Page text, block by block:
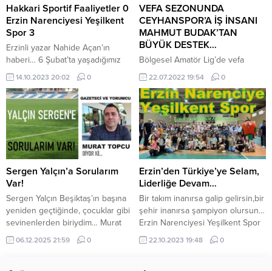
dünyasında hem de
sunuculukta...
Kazakistan’da futbol altyapısını
güçlendirmeyi hedefliyor.
Beşiktaş Futbol Okulları’nın resmi
temsilciliğini yapan bu okul, genç
yeteneklere futbol eğitimi...
Hakkari Sportif Faaliyetler 0
Erzin Narenciyesi Yeşilkent
Spor 3
Erzinli yazar Nahide Açan’ın
haberi… 6 Şubat’ta yaşadığımız
asrın felaketinde kaybettiğimiz
hemşehrilerimizin anısına siyah
formayla çıktığımız sezonun ilk
resmi müsabakası olan Hakkari
deplasmanından galibiyetle
dönüyoruz. Verdikleri desteklerle
başarılarımızın arkasındaki
kahramanlar olan başta ana
sponsorumuz Özgür Emlak sahibi
Erzin Sevdalısı Abdullah
Özmen’e, Hatay Büyükşehir
Belediye Başkanımız Lütfü
Savaş’a, AK Parti Hatay...
14.10.2023 20:02 0
VEFA SEZONUNDA
CEYHANSPOR’A İŞ İNSANI
MAHMUT BUDAK’TAN
BÜYÜK DESTEK…
Bölgesel Amatör Lig’de vefa
sezonuna hazırlanan
Ceyhanspor’a Budak İnşaat
Firması Sahibi İş İnsanı Mahmut
Budak da büyük destek verdi.
Yusuf Erdoğan başkanlığında vefa
sezonuna hazırlanan
Ceyhanspor’a Budak İnşaat
Firması Sahibi İş İnsanı Mahmut
Budak, kulübe 150 bin TL destek
ve bir deplasman giderini
karşılayacağını sözünü vererek
büyük destek verdi. ERDOĞAN:...
22.07.2022 19:54 0
Sergen Yalçın’a Sorularım
Var!
Sergen Yalçın Beşiktaş’ın başına
yeniden geçtiğinde, çocuklar gibi
sevinenlerden biriydim… Murat
Topçu yazdı: Sergen Yalçın Artık
Kendini Toparlamalı! Sergen Yalçın
06.12.2025 21:59 0
Erzin’den Türkiye’ye Selam,
Liderliğe Devam…
Bir takım inanırsa galip gelirsin,bir
şehir inanırsa şampiyon olursun…
Erzin Narenciyesi Yeşilkent Spor
3Diyarbakır Yenişehir Belediye
Spor 0 Oynadıkları harika oyunla
22.10.2023 19:48 0